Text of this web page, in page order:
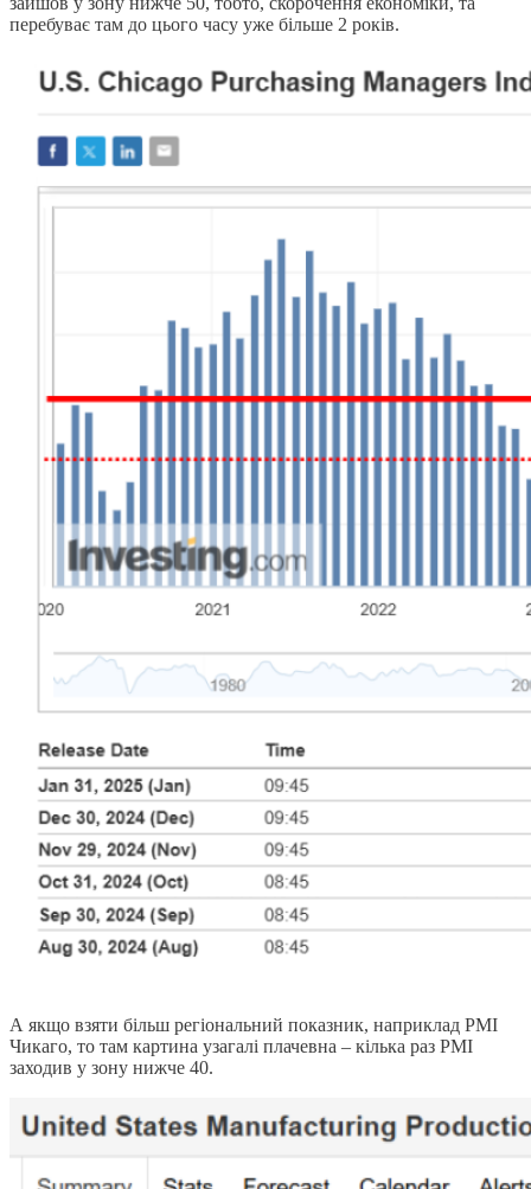
перебуває там до цього часу уже більше 2 років.
А якщо взяти більш регіональний показник, наприклад РМІ
Чикаго, то там картина узагалі плачевна – кілька раз РМІ
заходив у зону нижче 40.